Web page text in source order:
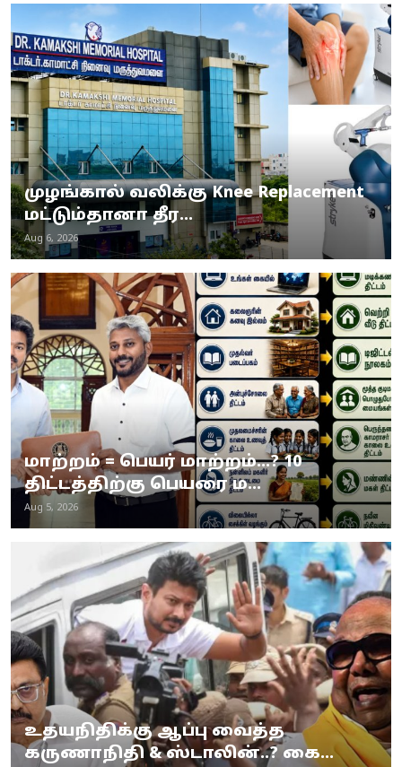
முழங்கால் வலிக்கு Knee Replacement
மட்டும்தானா தீர...
Aug 6, 2026
மாற்றம் = பெயர் மாற்றம்…? 10
திட்டத்திற்கு பெயரை ம...
Aug 5, 2026
உதயநிதிக்கு ஆப்பு வைத்த
கருணாநிதி & ஸ்டாலின்..? கை...